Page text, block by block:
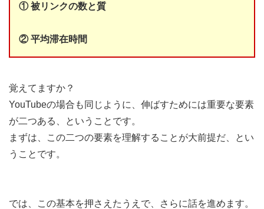
① 被リンクの数と質
② 平均滞在時間
覚えてますか？
YouTubeの場合も同じように、伸ばすためには重要な要素
が二つある、ということです。
まずは、この二つの要素を理解することが大前提だ、とい
うことです。
では、この基本を押さえたうえで、さらに話を進めます。